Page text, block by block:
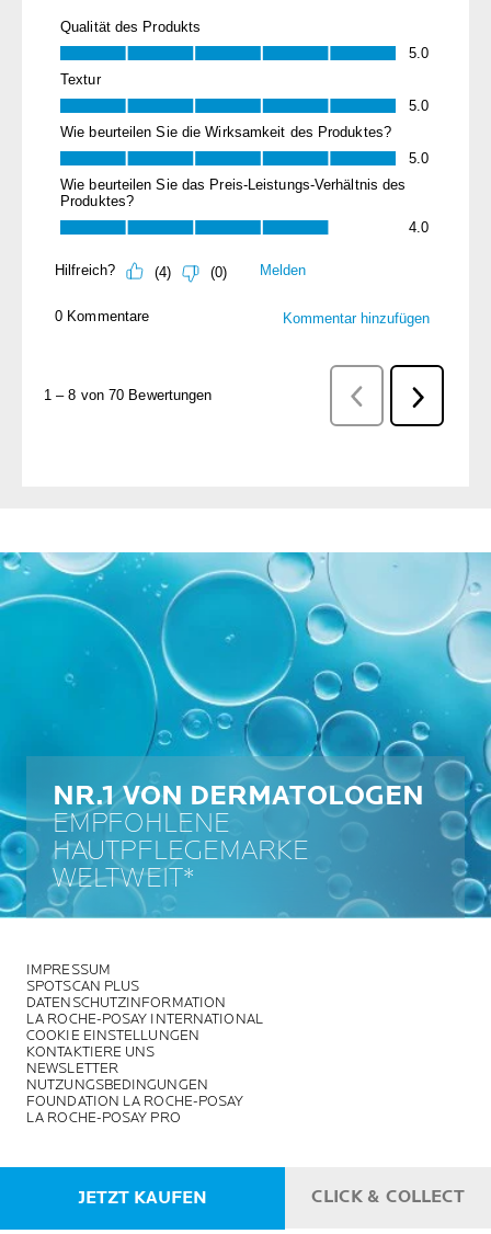
JETZT KAUFEN CLICK & COLLECT
NR.1 VON DERMATOLOGEN
EMPFOHLENE
HAUTPFLEGEMARKE
WELTWEIT*
IMPRESSUM
SPOTSCAN PLUS
DATENSCHUTZINFORMATION
LA ROCHE-POSAY INTERNATIONAL
COOKIE EINSTELLUNGEN
KONTAKTIERE UNS
NEWSLETTER
NUTZUNGSBEDINGUNGEN
FOUNDATION LA ROCHE-POSAY
LA ROCHE-POSAY PRO